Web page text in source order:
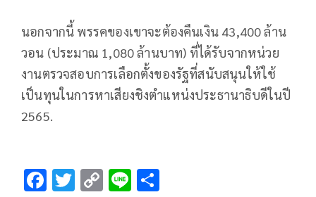
นอกจากนี้ พรรคของเขาจะต้องคืนเงิน 43,400 ล้าน
วอน (ประมาณ 1,080 ล้านบาท) ที่ได้รับจากหน่วย
งานตรวจสอบการเลือกตั้งของรัฐที่สนับสนุนให้ใช้
เป็นทุนในการหาเสียงชิงตำแหน่งประธานาธิบดีในปี
2565.
F T C Li